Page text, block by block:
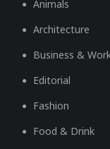
Animals
Architecture
Business &
Editorial
Fashion
Food & Drink